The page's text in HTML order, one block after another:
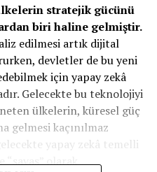
stratejik gücünü
biri haline gelmiştir.
edilmesi artık dijital
devletler de bu yeni
için yapay zekâ
Gelecekte bu teknolojiyi
ülkelerin, küresel güç
gelmesi kaçınılmaz
yapay zekâ temelli
“savaş” olarak